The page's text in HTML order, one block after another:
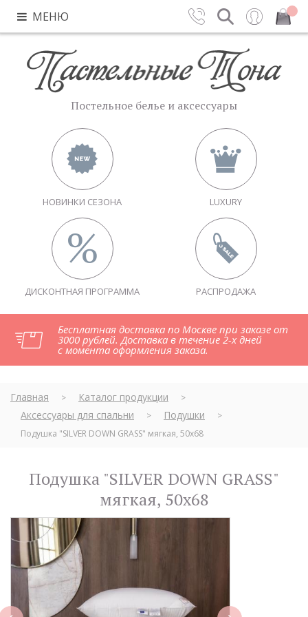
МЕНЮ Вход Закрыть
Постельное белье и аксессуары
НОВИНКИ СЕЗОНА LUXURY
ДИСКОНТНАЯ ПРОГРАММА РАСПРОДАЖА
Бесплатная доставка по Москве при заказе от
3000 рублей. Доставка в течение 2-х дней
с момента оформления заказа.
Главная > Каталог продукции >
Аксессуары для спальни > Подушки
>
Подушка "SILVER DOWN GRASS" мягкая, 50х68
Подушка "SILVER DOWN GRASS"
мягкая, 50х68
next